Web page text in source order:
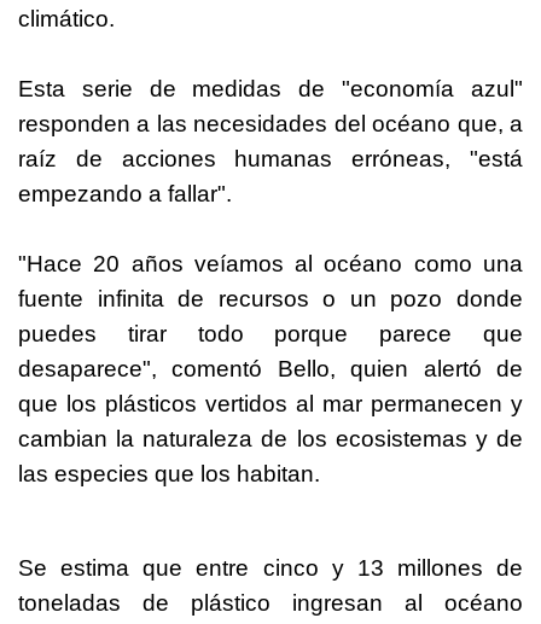
climático.
Esta serie de medidas de "economía azul"
responden a las necesidades del océano que, a
raíz de acciones humanas erróneas, "está
empezando a fallar".
"Hace 20 años veíamos al océano como una
fuente infinita de recursos o un pozo donde
puedes tirar todo porque parece que
desaparece", comentó Bello, quien alertó de
que los plásticos vertidos al mar permanecen y
cambian la naturaleza de los ecosistemas y de
las especies que los habitan.
Se estima que entre cinco y 13 millones de
toneladas de plástico ingresan al océano